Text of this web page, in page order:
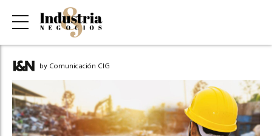
by Comunicación CIG